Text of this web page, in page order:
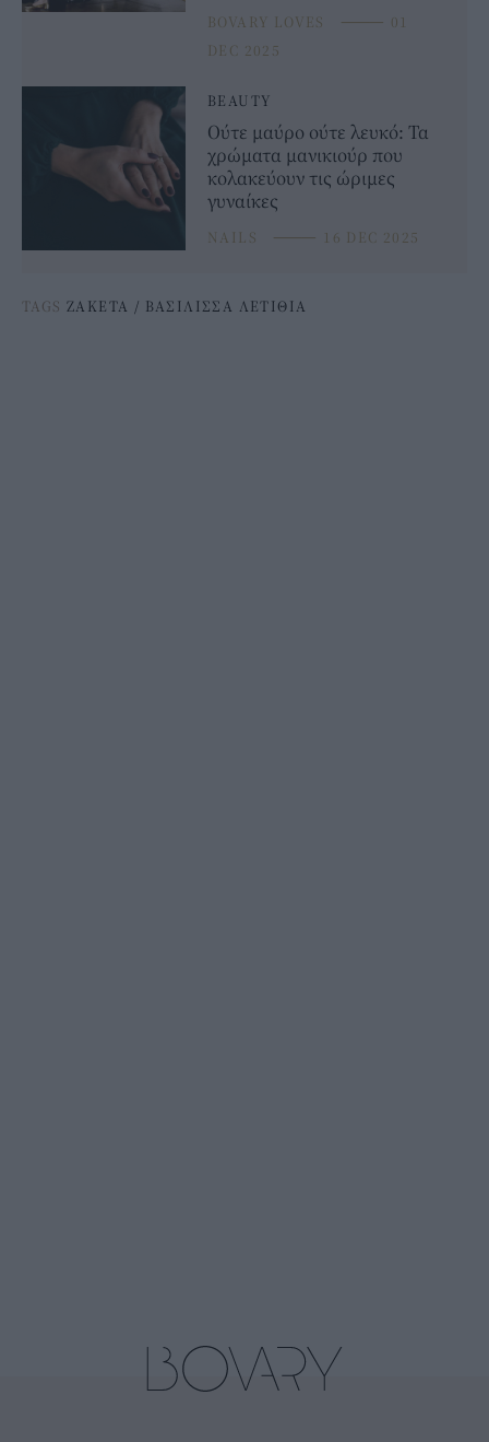
BOVARY LOVES ⸻ 01
DEC 2025
BEAUTY
Ούτε μαύρο ούτε λευκό: Τα
χρώματα μανικιούρ που
κολακεύουν τις ώριμες
γυναίκες
NAILS ⸻ 16 DEC 2025
TAGS ΖΑΚΕΤΑ / ΒΑΣΙΛΙΣΣΑ ΛΕΤΙΘΙΑ